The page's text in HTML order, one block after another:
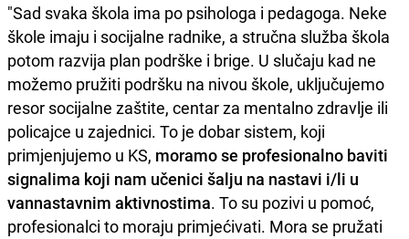
"Sad svaka škola ima po psihologa i pedagoga. Neke
škole imaju i socijalne radnike, a stručna služba škola
potom razvija plan podrške i brige. U slučaju kad ne
možemo pružiti podršku na nivou škole, uključujemo
resor socijalne zaštite, centar za mentalno zdravlje ili
policajce u zajednici. To je dobar sistem, koji
primjenjujemo u KS, moramo se profesionalno baviti
signalima koji nam učenici šalju na nastavi i/li u
vannastavnim aktivnostima. To su pozivi u pomoć,
profesionalci to moraju primjećivati. Mora se pružati